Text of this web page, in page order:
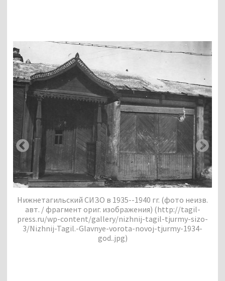
Нижнетагильский СИЗО в 1935--1940 гг. (фото неизв.
авт. / фрагмент ориг. изображения) (http://tagil-
press.ru/wp-content/gallery/nizhnij-tagil-tjurmy-sizo-
3/Nizhnij-Tagil.-Glavnye-vorota-novoj-tjurmy-1934-
god..jpg)